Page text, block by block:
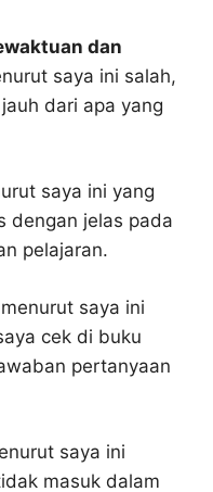
dan
saya ini salah,
dari apa yang
saya ini yang
dengan jelas pada
pelajaran.
menurut saya ini
cek di buku
pertanyaan
saya ini
masuk dalam